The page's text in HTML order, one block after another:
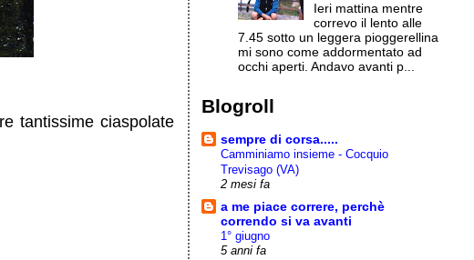
tantissime ciaspolate
Ieri mattina mentre
correvo il lento alle
7.45 sotto un leggera pioggerellina
mi sono come addormentato ad
occhi aperti. Andavo avanti p...
Blogroll
sempre di corsa.....
Camminiamo insieme - Cocquio
Trevisago (VA)
2 mesi fa
a me piace correre, perchè
correndo si va avanti
1° giugno
5 anni fa